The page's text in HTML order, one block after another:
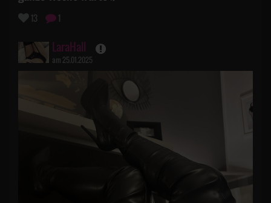
13 1
LaraHall
am 25.01.2025